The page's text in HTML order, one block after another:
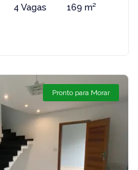
4 Vagas 169 m²
Pronto para Morar